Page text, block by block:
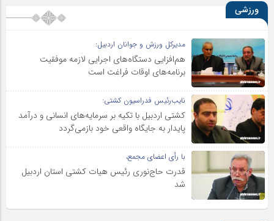
ورزشی
مدیرکل ورزش و جوانان اردبیل:
هم‌افزایی دستگاه‌های اجرایی لازمه موفقیت
برنامه‌های اوقات فراغت است
نایب‌رئیس فدراسیون کشتی:
کشتی اردبیل با تکیه بر سرمایه‌های انسانی و درآمد
پایدار به جایگاه واقعی خود بازمی‌گردد
با رأی اعضای مجمع،
قدرت حاج‌نوری رئیس هیات کشتی استان اردبیل
شد